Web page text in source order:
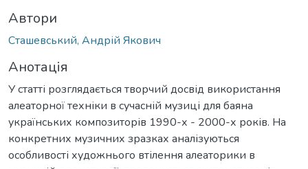
Автори
Сташевський, Андрій Якович
Анотація
У статті розглядається творчий досвід використання
алеаторної техніки в сучасній музиці для баяна
українських композиторів 1990-х - 2000-х років. На
конкретних музичних зразках аналізуються
особливості художнього втілення алеаторики в